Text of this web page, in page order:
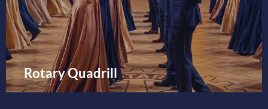
Rotary Quadrill